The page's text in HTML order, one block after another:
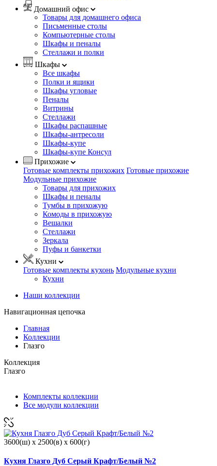
Домашний офис
Товары для домашнего офиса
Письменные столы
Компьютерные столы
Шкафы и пеналы
Стеллажи и полки
Шкафы
Все шкафы
Полки и ящики
Шкафы угловые
Пеналы
Витрины
Стеллажи
Шкафы распашные
Шкафы-антресоли
Шкафы-купе
Шкафы-купе Консул
Прихожие
Готовые комплекты прихожих Готовые прихожие
Модульные прихожие
Товары для прихожих
Шкафы и пеналы
Тумбы в прихожую
Комоды в прихожую
Вешалки
Стеллажи
Зеркала
Пуфы и банкетки
Кухни
Готовые комплекты кухонь Модульные кухни
Кухни
Наши коллекции
Навигационная цепочка
Главная
Коллекции
Глазго
Коллекция
Глазго
Комплекты коллекции
Все модули коллекции
3600(ш) x 2500(в) x 600(г)
Кухня Глазго Дуб Серый Крафт/Белый №2